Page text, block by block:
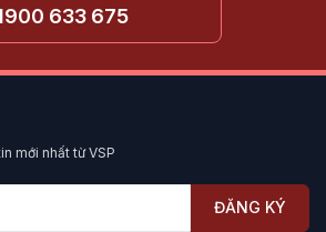
633 675
mới nhất từ VSP
ĐĂNG KÝ